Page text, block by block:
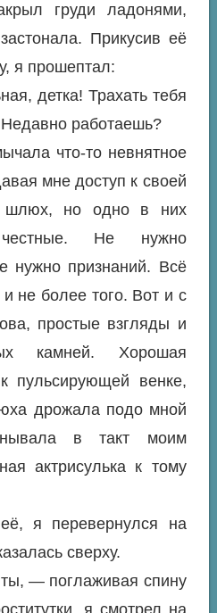
груди ладонями,
Прикусив её
я прошептал:
детка! Трахать тебя
работаешь?
что-то невнятное
мне доступ к своей
но одно в них
Не нужно
нужно признаний. Всё
не более того. Вот и с
простые взгляды и
камней. Хорошая
пульсирующей венке,
дрожала подо мной
в такт моим
актрисулька к тому
я перевернулся на
сверху.
— поглаживая спину
я смотрел на